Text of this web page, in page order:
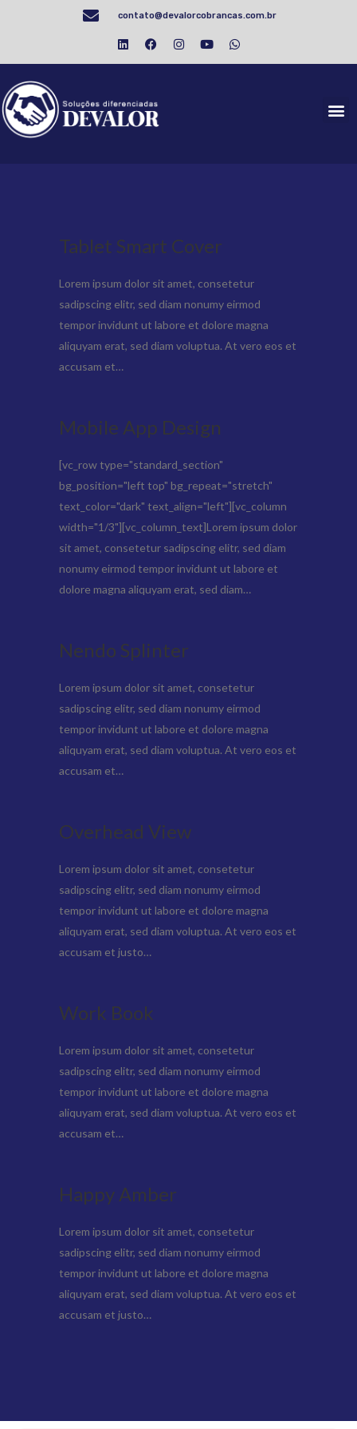
contato@devalorcobrancas.com.br
Tablet Smart Cover
Lorem ipsum dolor sit amet, consetetur
sadipscing elitr, sed diam nonumy eirmod
tempor invidunt ut labore et dolore magna
aliquyam erat, sed diam voluptua. At vero eos et
accusam et…
Mobile App Design
[vc_row type="standard_section"
bg_position="left top" bg_repeat="stretch"
text_color="dark" text_align="left"][vc_column
width="1/3"][vc_column_text]Lorem ipsum dolor
sit amet, consetetur sadipscing elitr, sed diam
nonumy eirmod tempor invidunt ut labore et
dolore magna aliquyam erat, sed diam…
Nendo Splinter
Lorem ipsum dolor sit amet, consetetur
sadipscing elitr, sed diam nonumy eirmod
tempor invidunt ut labore et dolore magna
aliquyam erat, sed diam voluptua. At vero eos et
accusam et…
Overhead View
Lorem ipsum dolor sit amet, consetetur
sadipscing elitr, sed diam nonumy eirmod
tempor invidunt ut labore et dolore magna
aliquyam erat, sed diam voluptua. At vero eos et
accusam et justo…
Work Book
Lorem ipsum dolor sit amet, consetetur
sadipscing elitr, sed diam nonumy eirmod
tempor invidunt ut labore et dolore magna
aliquyam erat, sed diam voluptua. At vero eos et
accusam et…
Happy Amber
Lorem ipsum dolor sit amet, consetetur
sadipscing elitr, sed diam nonumy eirmod
tempor invidunt ut labore et dolore magna
aliquyam erat, sed diam voluptua. At vero eos et
accusam et justo…